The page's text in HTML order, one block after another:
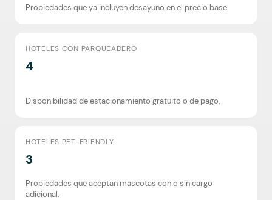
Propiedades que ya incluyen desayuno en el precio base.
HOTELES CON PARQUEADERO
4
Disponibilidad de estacionamiento gratuito o de pago.
HOTELES PET-FRIENDLY
3
Propiedades que aceptan mascotas con o sin cargo
adicional.